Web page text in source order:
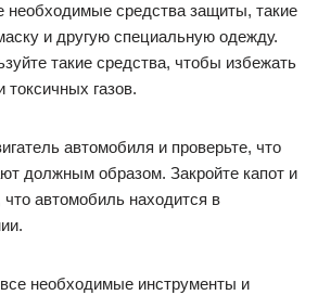
необходимые средства защиты, такие
и другую специальную одежду.
такие средства, чтобы избежать
токсичных газов.
автомобиля и проверьте, что
должным образом. Закройте капот и
что автомобиль находится в
все необходимые инструменты и